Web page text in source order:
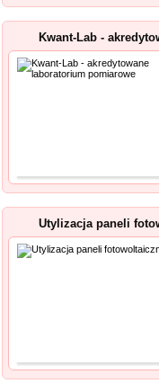
Kwant-Lab -
Utylizacja paneli